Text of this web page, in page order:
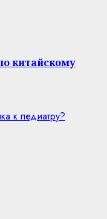
китайскому
к педиатру?